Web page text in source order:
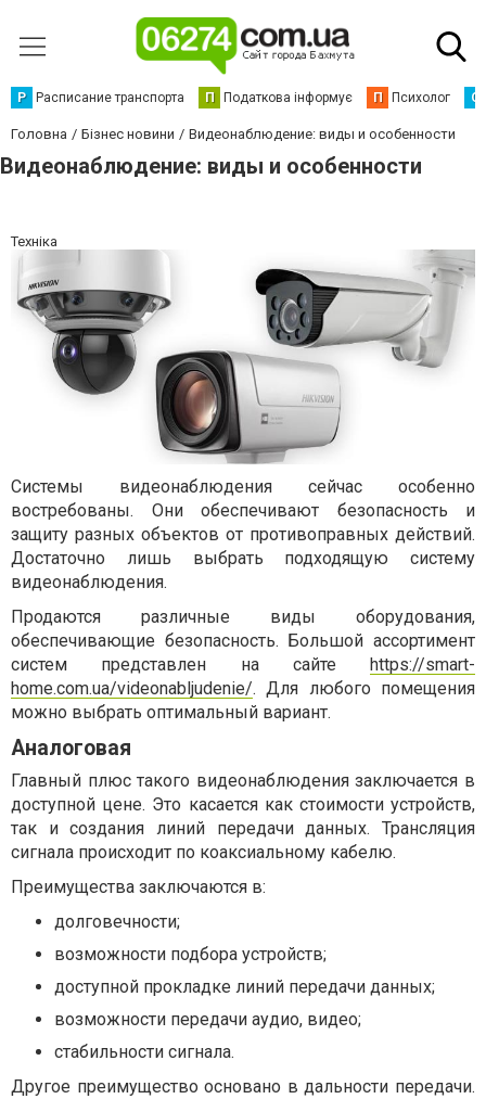
Р Расписание транспорта П Податкова інформує П Психолог С
Головна Бізнес новини Видеонаблюдение: виды и особенности
Видеонаблюдение: виды и особенности
Техніка
Системы видеонаблюдения сейчас особенно
востребованы. Они обеспечивают безопасность и
защиту разных объектов от противоправных действий.
Достаточно лишь выбрать подходящую систему
видеонаблюдения.
Продаются различные виды оборудования,
обеспечивающие безопасность. Большой ассортимент
систем представлен на сайте https://smart-
home.com.ua/videonabljudenie/. Для любого помещения
можно выбрать оптимальный вариант.
Аналоговая
Главный плюс такого видеонаблюдения заключается в
доступной цене. Это касается как стоимости устройств,
так и создания линий передачи данных. Трансляция
сигнала происходит по коаксиальному кабелю.
Преимущества заключаются в:
долговечности;
возможности подбора устройств;
доступной прокладке линий передачи данных;
возможности передачи аудио, видео;
стабильности сигнала.
Другое преимущество основано в дальности передачи.